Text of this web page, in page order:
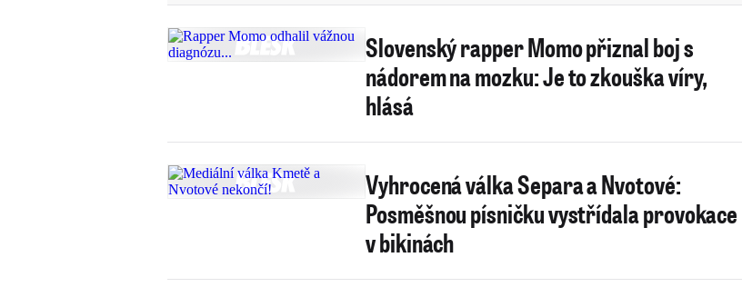
Slovenský rapper Momo přiznal boj s
nádorem na mozku: Je to zkouška víry,
hlásá
Vyhrocená válka Separa a Nvotové:
Posměšnou písničku vystřídala provokace
v bikinách